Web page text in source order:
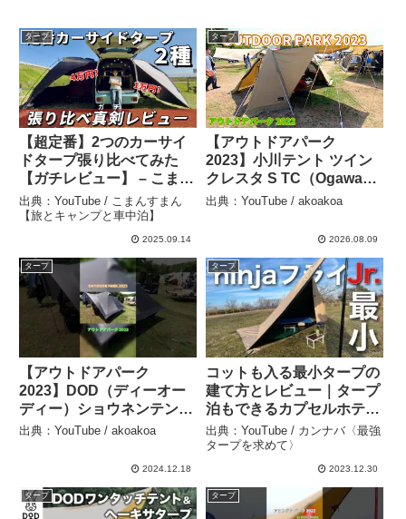
タープ
【超定番】2つのカーサイ
ドタープ張り比べてみた
【ガチレビュー】 – こまん
すまん【旅とキャンプと車
中泊】
出典：YouTube / こまんすまん
【旅とキャンプと車中泊】
2025.09.14
タープ
【アウトドアパーク
2023】小川テント ツイン
クレスタ S TC（Ogawa
Twin Cresta S TC）2から
出典：YouTube / akoakoa
2026.08.09
タープ
【アウトドアパーク
2023】DOD（ディーオー
ディー）ショウネンテント
（SHONEN TENT）T1-
地の紹介 #Short #ショー
出典：YouTube / akoakoa
2024.12.18
タープ
コットも入る最小タープの
建て方とレビュー｜タープ
泊もできるカプセルホテル
のようなサイズ感 – カンナ
バ〈最強タープを求めて〉
出典：YouTube / カンナバ〈最強
タープを求めて〉
2023.12.30
タープ タープ